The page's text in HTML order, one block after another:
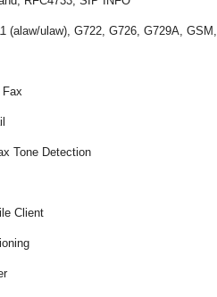
(alaw/ulaw), G722, G726, G729A,
Fax
Tone Detection
Client